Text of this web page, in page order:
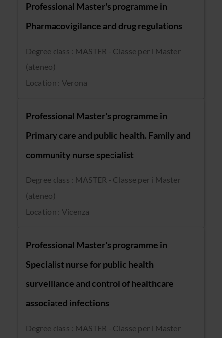
Professional Master's programme in
Pharmacovigilance and drug regulations
Degree class : MASTER - Classe per i Master
(ateneo)
Location : Verona
Professional Master's programme in
Primary care and public health. Family and
community nurse specialist
Degree class : MASTER - Classe per i Master
(ateneo)
Location : Vicenza
Professional Master's programme in
Specialist nurse for public health
surveillance and control of healthcare
associated infections
Degree class : MASTER - Classe per i Master